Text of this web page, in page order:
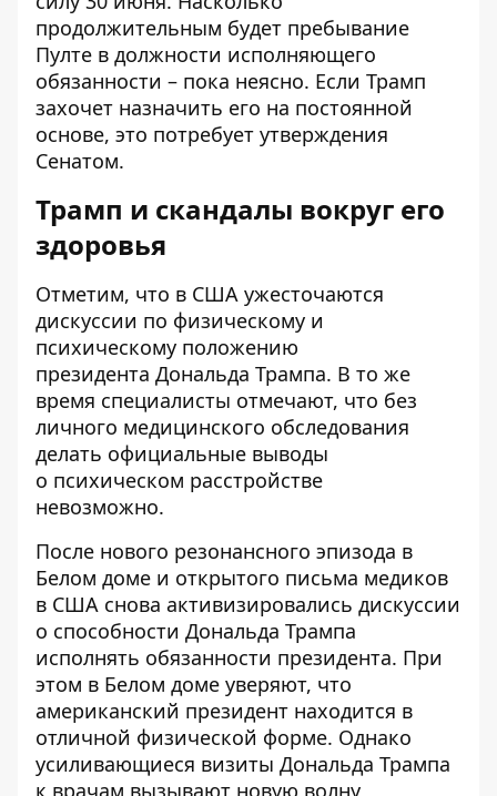
продолжительным будет пребывание
Пулте в должности исполняющего
обязанности – пока неясно. Если Трамп
захочет назначить его на постоянной
основе, это потребует утверждения
Сенатом.
Трамп и скандалы вокруг его
здоровья
Отметим, что в США ужесточаются
дискуссии по физическому и
психическому положению
президента Дональда Трампа. В то же
время специалисты отмечают, что без
личного медицинского обследования
делать официальные выводы
о психическом расстройстве
невозможно.
После нового резонансного эпизода в
Белом доме и открытого письма медиков
в США снова активизировались дискуссии
о способности Дональда Трампа
исполнять обязанности президента. При
этом в Белом доме уверяют, что
американский президент находится в
отличной физической форме. Однако
усиливающиеся визиты Дональда Трампа
к врачам вызывают новую волну